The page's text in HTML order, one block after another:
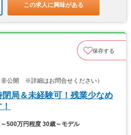
この求人に興味がある
保存する
公開 ※詳細はお問合せください）
閉局＆未経験可！残業少なめ
～500万円程度 30歳～モデル